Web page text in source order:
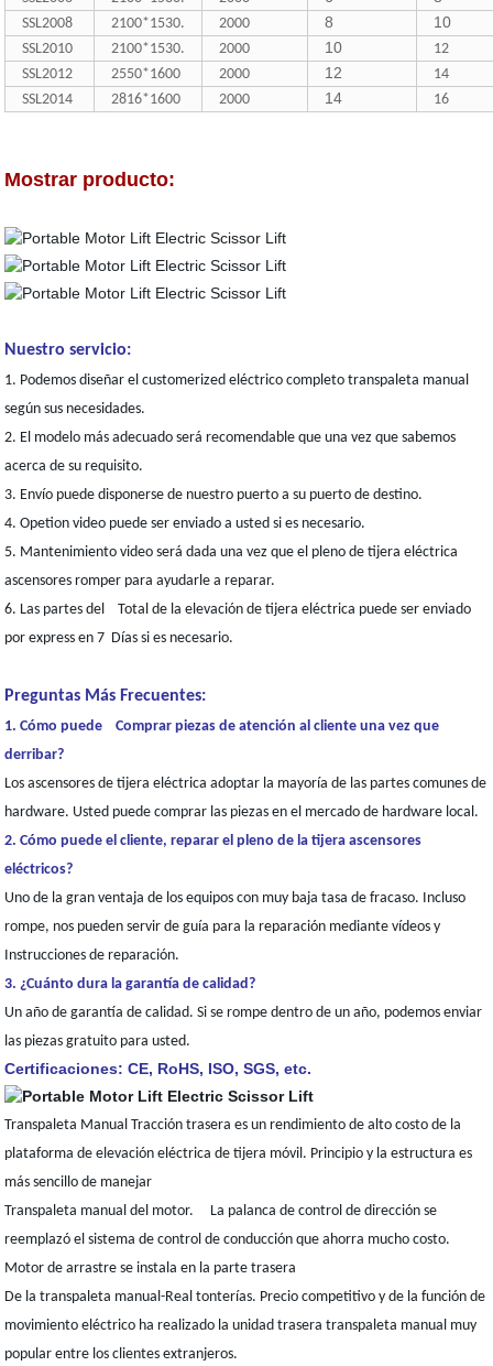
SSL2008 2100*1530. 2000 8 10
SSL2010 2100*1530. 2000 10
12
SSL2012
2550*1600 2000 12
14
SSL2014
2816*1600 2000 14 16
Mostrar producto:
Nuestro servicio:
1. Podemos diseñar el customerized eléctrico completo transpaleta manual
según sus necesidades.
2. El modelo más adecuado será recomendable que una vez que sabemos
acerca de su requisito.
3. Envío puede disponerse de nuestro puerto a su puerto de destino.
4. Opetion video puede ser enviado a usted si es necesario.
5. Mantenimiento video será dada una vez que el pleno de tijera eléctrica
ascensores romper para ayudarle a reparar.
6. Las partes del Total de la elevación de tijera eléctrica puede ser enviado
por express en 7 Días si es necesario.
Preguntas Más Frecuentes:
1. Cómo puede Comprar piezas de atención al cliente una vez que
derribar?
Los ascensores de tijera eléctrica adoptar la mayoría de las partes comunes de
hardware. Usted puede comprar las piezas en el mercado de hardware local.
2. Cómo puede el cliente, reparar el pleno de la tijera ascensores
eléctricos?
Uno de la gran ventaja de los equipos con muy baja tasa de fracaso. Incluso
rompe, nos pueden servir de guía para la reparación mediante vídeos y
Instrucciones de reparación.
3. ¿Cuánto dura la garantía de calidad?
Un año de garantía de calidad. Si se rompe dentro de un año, podemos enviar
las piezas gratuito para usted.
Certificaciones: CE, RoHS, ISO, SGS, etc.
Transpaleta Manual Tracción trasera es un rendimiento de alto costo de la
plataforma de elevación eléctrica de tijera móvil. Principio y la estructura es
más sencillo de manejar
Transpaleta manual del motor. La palanca de control de dirección se
reemplazó el sistema de control de conducción que ahorra mucho costo.
Motor de arrastre se instala en la parte trasera
De la transpaleta manual-Real tonterías. Precio competitivo y de la función de
movimiento eléctrico ha realizado la unidad trasera transpaleta manual muy
popular entre los clientes extranjeros.